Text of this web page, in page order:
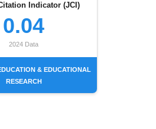
Indicator (JCI)
0.04
2024 Data
& EDUCATIONAL
RESEARCH